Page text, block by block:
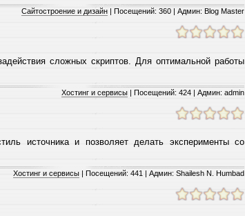
Сайтостроение и дизайн | Посещений: 360 | Админ: Blog Master
сложных скриптов. Для оптимальной работы
Хостинг и сервисы | Посещений: 424 | Админ: admin
источника и позволяет делать эксперименты со
Хостинг и сервисы | Посещений: 441 | Админ: Shailesh N. Humbad